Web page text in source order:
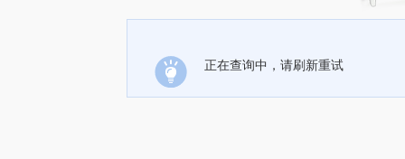
正在查询中，请刷新重试